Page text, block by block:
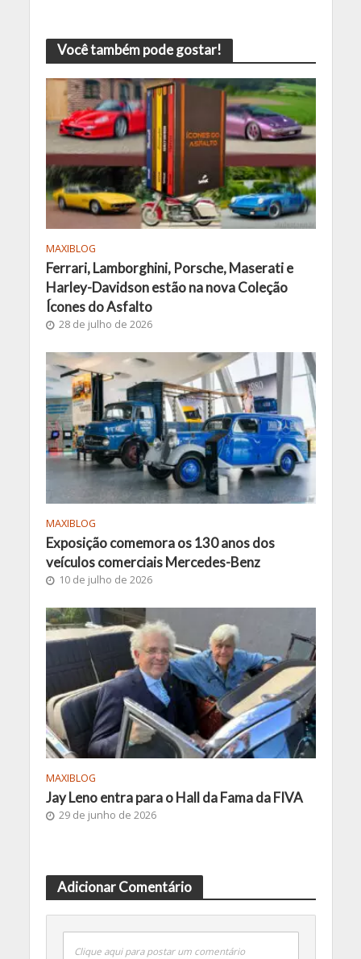
Você também pode gostar!
MAXIBLOG
Ferrari, Lamborghini, Porsche, Maserati e
Harley-Davidson estão na nova Coleção
Ícones do Asfalto
28 de julho de 2026
MAXIBLOG
Exposição comemora os 130 anos dos
veículos comerciais Mercedes-Benz
10 de julho de 2026
MAXIBLOG
Jay Leno entra para o Hall da Fama da FIVA
29 de junho de 2026
Adicionar Comentário
Clique aqui para postar um comentário